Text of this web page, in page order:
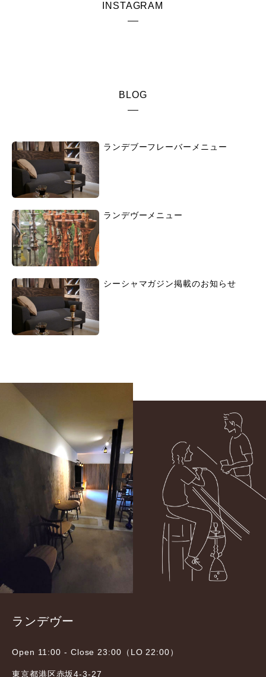
INSTAGRAM
BLOG
ランデブーフレーバーメニュー
ランデヴーメニュー
シーシャマガジン掲載のお知らせ
ランデヴー
Open 11:00 - Close 23:00（LO 22:00）
東京都港区赤坂4-3-27